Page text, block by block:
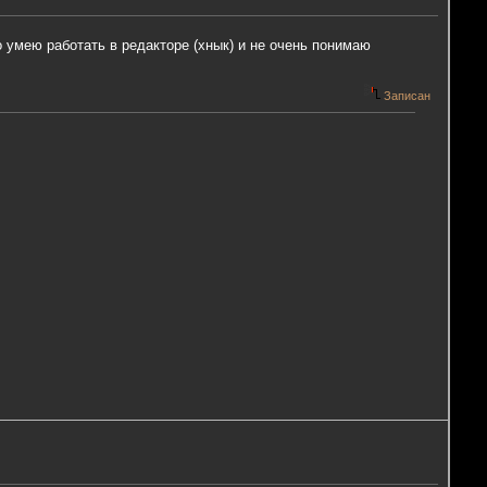
умею работать в редакторе (хнык) и не очень понимаю
Записан